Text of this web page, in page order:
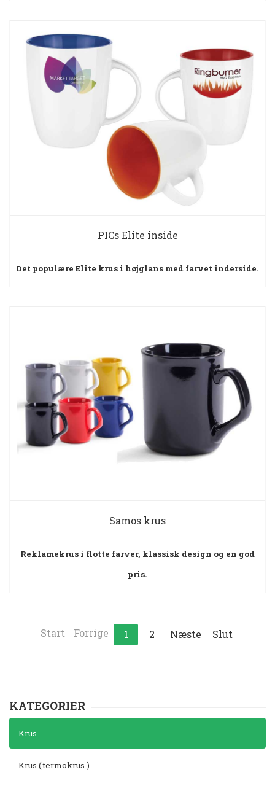
PICs Elite inside
Det populære Elite krus i højglans med farvet inderside.
Samos krus
Reklamekrus i flotte farver, klassisk design og en god
pris.
Start Forrige 1 2 Næste Slut
KATEGORIER
Krus
Krus ( termokrus )